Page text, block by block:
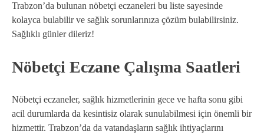
Trabzon’da bulunan nöbetçi eczaneleri bu liste sayesinde
kolayca bulabilir ve sağlık sorunlarınıza çözüm bulabilirsiniz.
Sağlıklı günler dileriz!
Nöbetçi Eczane Çalışma Saatleri
Nöbetçi eczaneler, sağlık hizmetlerinin gece ve hafta sonu gibi
acil durumlarda da kesintisiz olarak sunulabilmesi için önemli bir
hizmettir. Trabzon’da da vatandaşların sağlık ihtiyaçlarını